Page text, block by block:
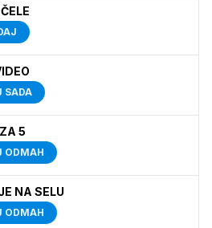
SADA
5
ODMAH
NA SELU
ODMAH